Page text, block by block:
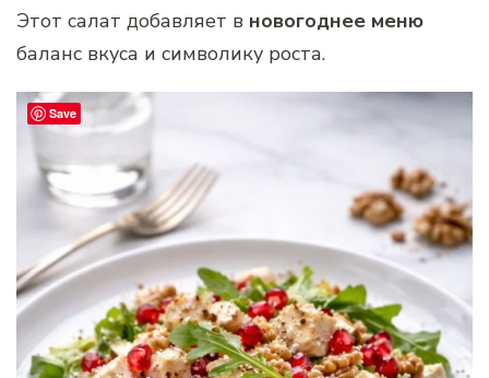
Этот салат добавляет в новогоднее меню
баланс вкуса и символику роста.
Save